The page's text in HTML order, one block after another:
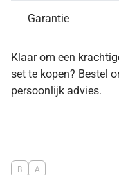
Garantie
Klaar om een
set te kopen? Bestel
persoonlijk advies.
B A